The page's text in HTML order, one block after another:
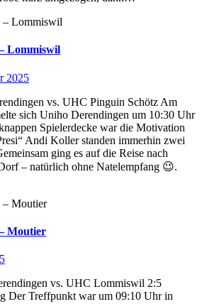
Lommiswil
2025
vs. UHC Pinguin Schötz Am
sich Uniho Derendingen um 10:30 Uhr
Spielerdecke war die Motivation
Andi Koller standen immerhin zwei
ging es auf die Reise nach
– natürlich ohne Natelempfang 😉.
Moutier
vs. UHC Lommiswil 2:5
Der Treffpunkt war um 09:10 Uhr in